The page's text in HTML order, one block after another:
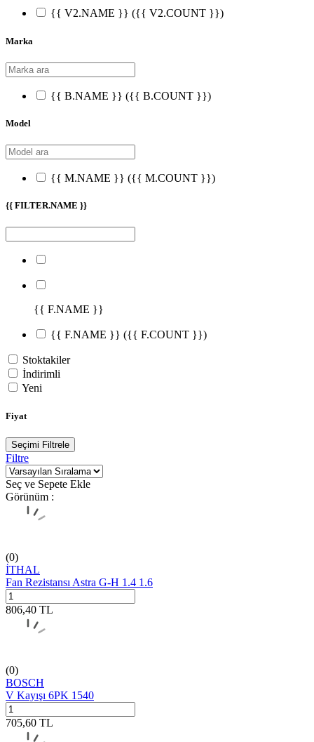
{{ V2.NAME }} ({{ V2.COUNT }})
Marka
{{ B.NAME }} ({{ B.COUNT }})
Model
{{ M.NAME }} ({{ M.COUNT }})
{{ FILTER.NAME }}
{{ F.NAME }}
{{ F.NAME }} ({{ F.COUNT }})
Stoktakiler
İndirimli
Yeni
Fiyat
Seçimi Filtrele
Filtre
Seç ve Sepete Ekle
Görünüm :
(0)
İTHAL
Fan Rezistansı Astra G-H 1.4 1.6
806,40 TL
(0)
BOSCH
V Kayışı 6PK 1540
705,60 TL